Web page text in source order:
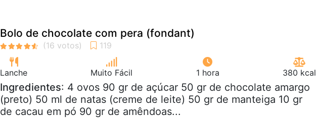
Bolo de chocolate com pera (fondant)
Lanche Muito Fácil 1 hora 380 kcal
Ingredientes: 4 ovos 90 gr de açúcar 50 gr de chocolate amargo
(preto) 50 ml de natas (creme de leite) 50 gr de manteiga 10 gr
de cacau em pó 90 gr de amêndoas...